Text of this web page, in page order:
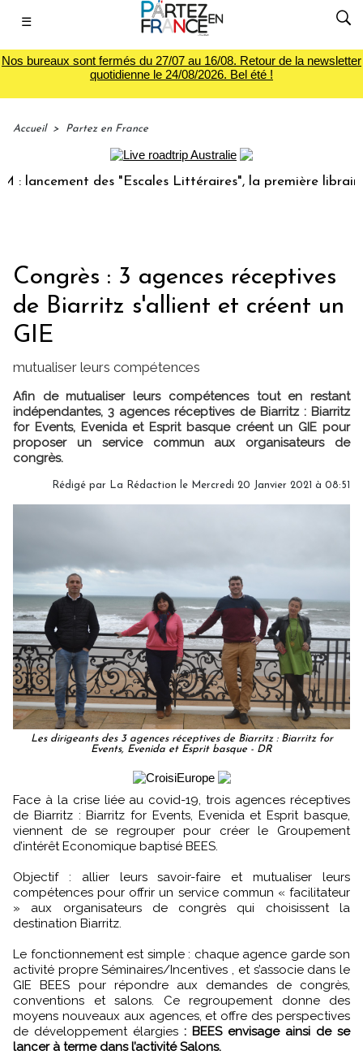
☰
Nos bureaux sont fermés du 27/07 au 16/08. Retour de la newsletter
quotidienne le 24/08/2026. Bel été !
Accueil > Partez en France
des "Escales Littéraires", la première librairie du
Congrès : 3 agences réceptives
de Biarritz s'allient et créent un
GIE
mutualiser leurs compétences
Afin de mutualiser leurs compétences tout en restant
indépendantes, 3 agences réceptives de Biarritz : Biarritz
for Events, Evenida et Esprit basque créent un GIE pour
proposer un service commun aux organisateurs de
congrès.
Rédigé par La Rédaction le Mercredi 20 Janvier 2021 à 08:51
Les dirigeants des 3 agences réceptives de Biarritz : Biarritz for
Events, Evenida et Esprit basque - DR
Face à la crise liée au covid-19, trois agences réceptives
de Biarritz : Biarritz for Events, Evenida et Esprit basque,
viennent de se regrouper pour créer le Groupement
d’intérêt Economique baptisé BEES.
Objectif : allier leurs savoir-faire et mutualiser leurs
compétences pour offrir un service commun « facilitateur
» aux organisateurs de congrès qui choisissent la
destination Biarritz.
Le fonctionnement est simple : chaque agence garde son
activité propre Séminaires/Incentives , et s’associe dans le
GIE BEES pour répondre aux demandes de congrès,
conventions et salons. Ce regroupement donne des
moyens nouveaux aux agences, et offre des perspectives
de développement élargies : BEES envisage ainsi de se
lancer à terme dans l’activité Salons.